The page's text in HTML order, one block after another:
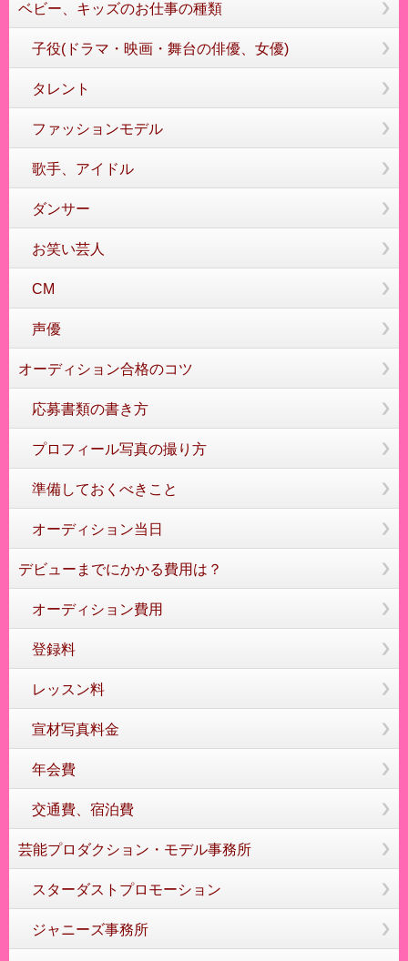
ベビー、キッズのお仕事の種類
子役(ドラマ・映画・舞台の俳優、女優)
タレント
ファッションモデル
歌手、アイドル
ダンサー
お笑い芸人
CM
声優
オーディション合格のコツ
応募書類の書き方
プロフィール写真の撮り方
準備しておくべきこと
オーディション当日
デビューまでにかかる費用は？
オーディション費用
登録料
レッスン料
宣材写真料金
年会費
交通費、宿泊費
芸能プロダクション・モデル事務所
スターダストプロモーション
ジャニーズ事務所